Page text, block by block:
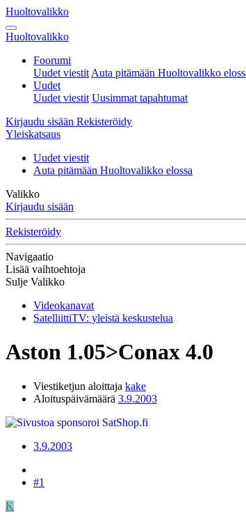
Huoltovalikko
Huoltovalikko
Foorumi
Uudet viestit Auta pitämään Huoltovalikko
Uudet
Uudet viestit Uusimmat tapahtumat
Kirjaudu sisään Rekisteröidy
Yleiskatsaus
Uudet viestit
Auta pitämään Huoltovalikko elossa
Valikko
Kirjaudu sisään
Rekisteröidy
Navigaatio
Lisää vaihtoehtoja
Sulje Valikko
Videokanavat
SatelliittiTV: yleistä keskustelua
Aston 1.05>Conax 4.0
Viestiketjun aloittaja kake
Aloituspäivämäärä 3.9.2003
3.9.2003
#1
K